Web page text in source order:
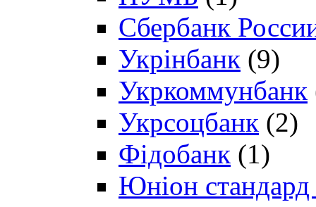
Сбербанк
Укрінбанк (9)
Укркоммунбанк
Укрсоцбанк (2)
Фідобанк (1)
Юніон стандард